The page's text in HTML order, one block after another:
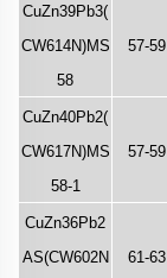
CuZn39Pb3(
CW614N)MS
58
57-59
CuZn40Pb2(
CW617N)MS
58-1
57-59
CuZn36Pb2
AS(CW602N
61-63